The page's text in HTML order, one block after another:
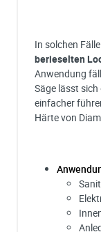
In solchen
berieselten
Anwendung
Säge lässt
einfacher
Härte von